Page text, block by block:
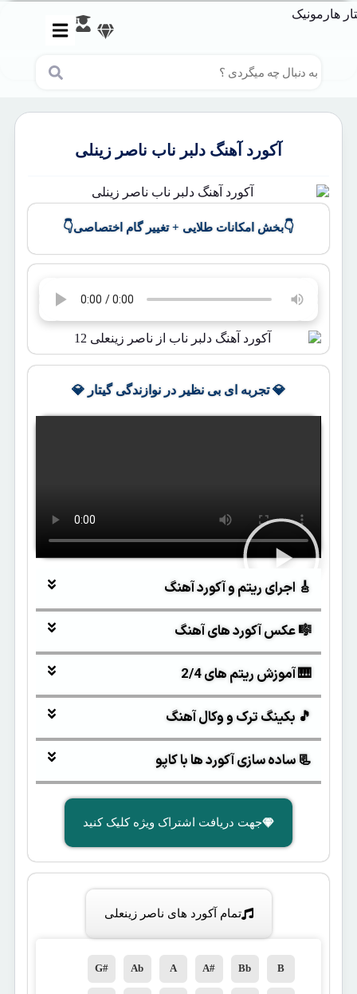
آکورد آهنگ دلبر ناب ناصر زینلی
👇بخش امکانات طلایی + تغییر گام اختصاصی👇
💎 تجربه ای بی نظیر در نوازندگی گیتار 💎
🎸 اجرای ریتم و آکورد آهنگ
🎼 عکس آکورد های آهنگ
🎹 آموزش ریتم های 2/4
🎵 بکینگ ترک و وکال آهنگ
📃 ساده سازی آکورد ها با کاپو
جهت دریافت اشتراک ویژه کلیک کنید
تمام آکورد های ناصر زینعلی
B
Bb
A#
A
Ab
G#